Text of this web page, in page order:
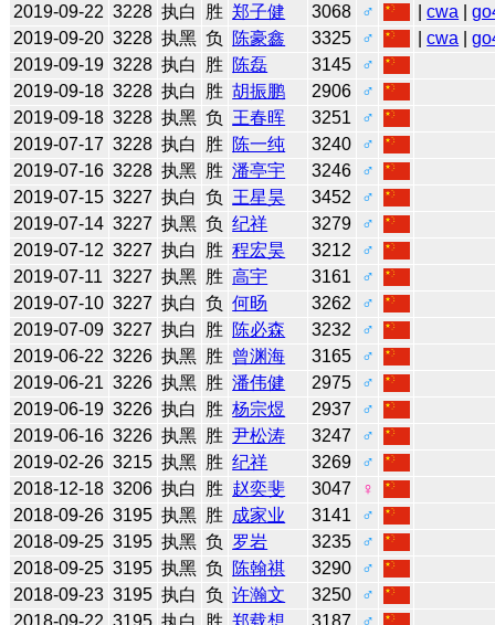
2019-09-22 3228 执白 胜 郑子健 3068 ♂ |cwa |
2019-09-20 3228 执黑 负 陈豪鑫 3325 ♂ |cwa |
2019-09-19 3228 执白 胜 陈磊 3145
♂
2019-09-18 3228 执白 胜 胡振鹏 2906
♂
2019-09-18 3228 执黑 负 王春晖 3251
♂
2019-07-17 3228 执白 胜 陈一纯 3240
♂
2019-07-16 3228 执黑 胜 潘亭宇 3246
♂
2019-07-15 3227 执白 负 王星昊 3452
♂
2019-07-14 3227 执黑 负 纪祥 3279
♂
2019-07-12 3227 执白 胜 程宏昊 3212
♂
2019-07-11 3227 执黑 胜 高宇 3161
♂
2019-07-10 3227 执白 负 何旸 3262
♂
2019-07-09 3227 执白 胜 陈必森 3232
♂
2019-06-22 3226 执黑 胜 曾渊海 3165
♂
2019-06-21 3226 执黑 胜 潘伟健 2975
♂
2019-06-19 3226 执白 胜 杨宗煜 2937
♂
2019-06-16 3226 执黑 胜 尹松涛 3247
♂
2019-02-26 3215 执黑 胜 纪祥 3269
♂
2018-12-18 3206 执白 胜 赵奕斐 3047
♀
2018-09-26 3195 执黑 胜 成家业 3141
♂
2018-09-25 3195 执黑 负 罗岩 3235
♂
2018-09-25 3195 执黑 负 陈翰祺 3290
♂
2018-09-23 3195 执白 负 许瀚文 3250
♂
2018-09-22 3195 执白 胜 郑载想 3187
♂